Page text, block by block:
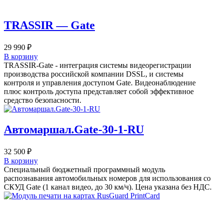
TRASSIR — Gate
29 990 ₽
В корзину
TRASSIR-Gate - интеграция системы видеорегистрации
производства российской компании DSSL, и системы
контроля и управления доступом Gate. Видеонаблюдение
плюс контроль доступа представляет собой эффективное
средство безопасности.
Автомаршал.Gate-30-1-RU
32 500 ₽
В корзину
Cпециальный бюджетный программный модуль
распознавания автомобильных номеров для использования со
СКУД Gate (1 канал видео, до 30 км/ч). Цена указана без НДС.